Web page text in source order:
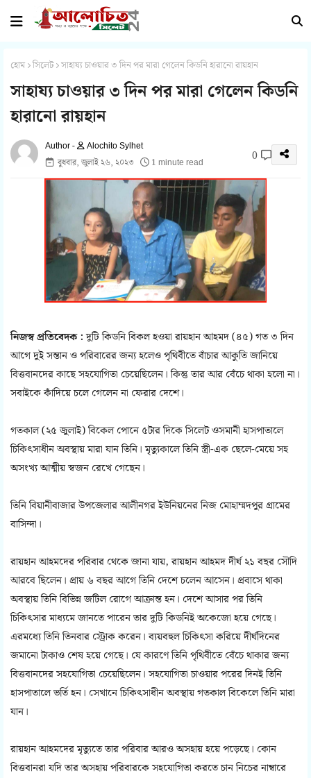
হোম সিলেট সাহায্য চাওয়ার ৩ দিন পর মারা গেলেন কিডনি হারানো রায়হান
সাহায্য চাওয়ার ৩ দিন পর মারা গেলেন কিডনি
হারানো রায়হান
Alochito Sylhet
বুধবার, জুলাই ২৬, ২০২৩
1 minute read 0
নিজস্ব প্রতিবেদক :দুটি কিডনি বিকল হওয়া রায়হান আহমদ (৪৫) গত ৩ দিন
আগে দুই সন্তান ও পরিবারের জন্য হলেও পৃথিবীতে বাঁচার আকুতি জানিয়ে
বিত্তবানদের কাছে সহযোগিতা চেয়েছিলেন। কিন্তু তার আর বেঁচে থাকা হলো না।
সবাইকে কাঁদিয়ে চলে গেলেন না ফেরার দেশে।
গতকাল (২৫ জুলাই) বিকেল পোনে ৫টার দিকে সিলেট ওসমানী হাসপাতালে
চিকিৎসাধীন অবস্থায় মারা যান তিনি। মৃত্যুকালে তিনি স্ত্রী-এক ছেলে-মেয়ে সহ
অসংখ্য আত্মীয় স্বজন রেখে গেছেন।
তিনি বিয়ানীবাজার উপজেলার আলীনগর ইউনিয়নের নিজ মোহাম্মদপুর গ্রামের
বাসিন্দা।
রায়হান আহমদের পরিবার থেকে জানা যায়, রায়হান আহমদ দীর্ঘ ২১ বছর সৌদি
আরবে ছিলেন। প্রায় ৬ বছর আগে তিনি দেশে চলেন আসেন। প্রবাসে থাকা
অবস্থায় তিনি বিভিন্ন জটিল রোগে আক্রান্ত হন। দেশে আসার পর তিনি
চিকিৎসার মাধ্যমে জানতে পারেন তার দুটি কিডনিই অকেজো হয়ে গেছে।
এরমধ্যে তিনি তিনবার স্ট্রোক করেন। ব্যয়বহুল চিকিৎসা করিয়ে দীর্ঘদিনের
জমানো টাকাও শেষ হয়ে গেছে। যে কারণে তিনি পৃথিবীতে বেঁচে থাকার জন্য
বিত্তবানদের সহযোগিতা চেয়েছিলেন। সহযোগিতা চাওয়ার পরের দিনই তিনি
হাসপাতালে ভর্তি হন। সেখানে চিকিৎসাধীন অবস্থায় গতকাল বিকেলে তিনি মারা
যান।
রায়হান আহমদের মৃত্যুতে তার পরিবার আরও অসহায় হয়ে পড়েছে। কোন
বিত্তবানরা যদি তার অসহায় পরিবারকে সহযোগিতা করতে চান নিচের নাম্বারে